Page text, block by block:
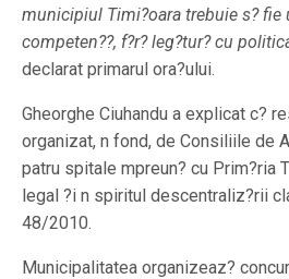
municipiul Timi?oara trebuie s? fie
competen??, f?r? leg?tur? cu
declarat primarul ora?ului.
Gheorghe Ciuhandu a explicat c?
organizat, n fond, de Consiliile de
patru spitale mpreun? cu Prim?ria
legal ?i n spiritul descentraliz?rii
48/2010.
Municipalitatea organizeaz?